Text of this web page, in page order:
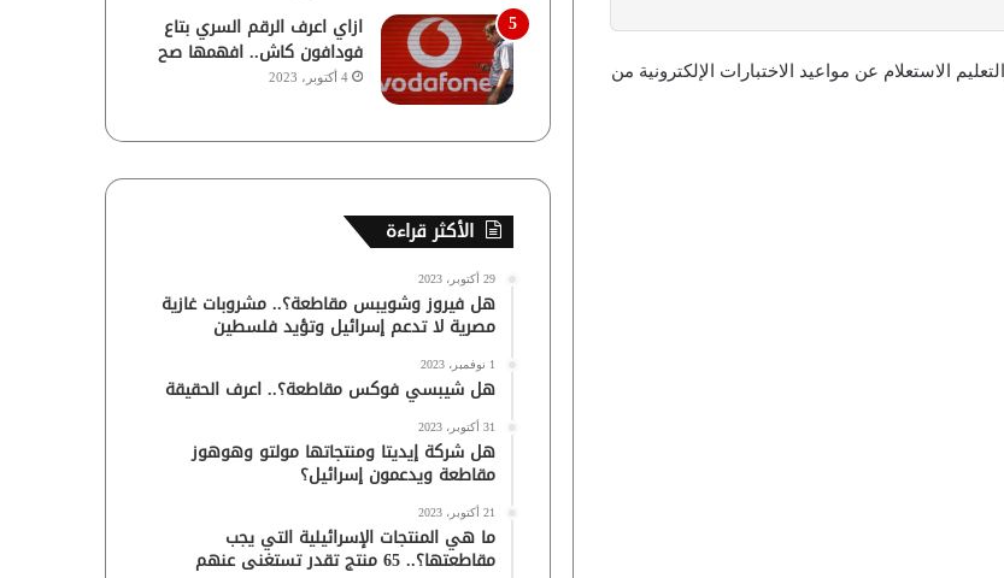
الاستعلام عن مواعيد الاختبارات الإلكترونية من
ازاي اعرف الرقم السري بتاع
فودافون كاش.. افهمها صح
4 أكتوبر، 2023
الأكثر قراءة
29 أكتوبر، 2023
هل فيروز وشويبس مقاطعة؟.. مشروبات غازية
مصرية لا تدعم إسرائيل وتؤيد فلسطين
1 نوفمبر، 2023
هل شيبسي فوكس مقاطعة؟.. اعرف الحقيقة
31 أكتوبر، 2023
هل شركة إيديتا ومنتجاتها مولتو وهوهوز
مقاطعة ويدعمون إسرائيل؟
21 أكتوبر، 2023
ما هي المنتجات الإسرائيلية التي يجب
مقاطعتها؟.. 65 منتج تقدر تستغنى عنهم